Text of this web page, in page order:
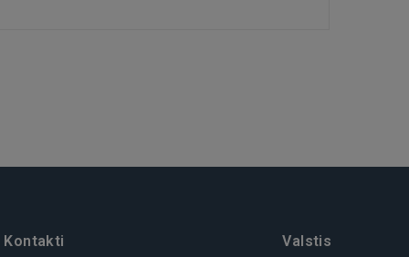
Kontakti
Valstis